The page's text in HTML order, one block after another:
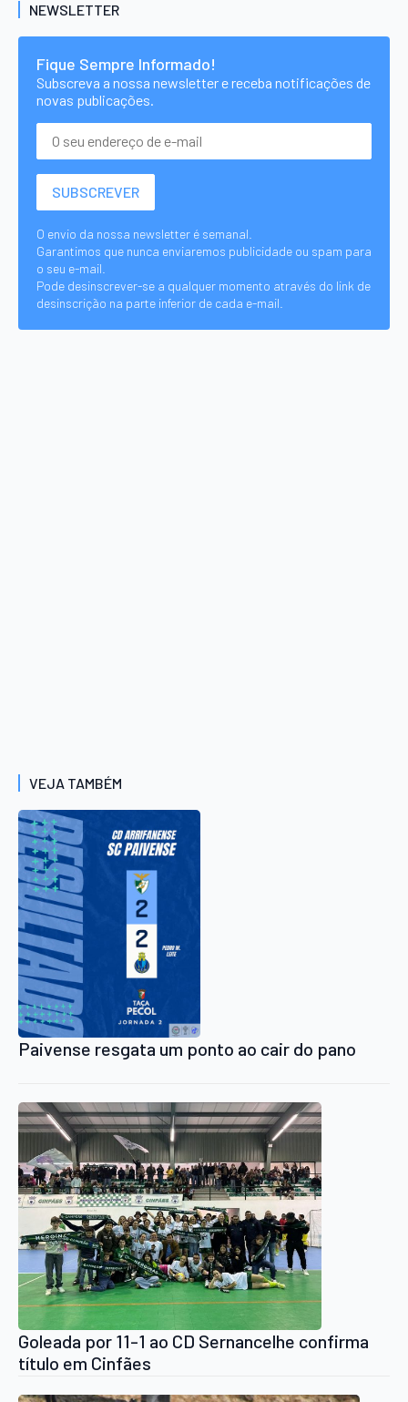
NEWSLETTER
Fique Sempre Informado!
Subscreva a nossa newsletter e receba notificações de
novas publicações.
O envio da nossa newsletter é semanal.
Garantimos que nunca enviaremos publicidade ou spam para
o seu e-mail.
Pode desinscrever-se a qualquer momento através do link de
desinscrição na parte inferior de cada e-mail.
VEJA TAMBÉM
Paivense resgata um ponto ao cair do pano
Goleada por 11-1 ao CD Sernancelhe confirma
título em Cinfães